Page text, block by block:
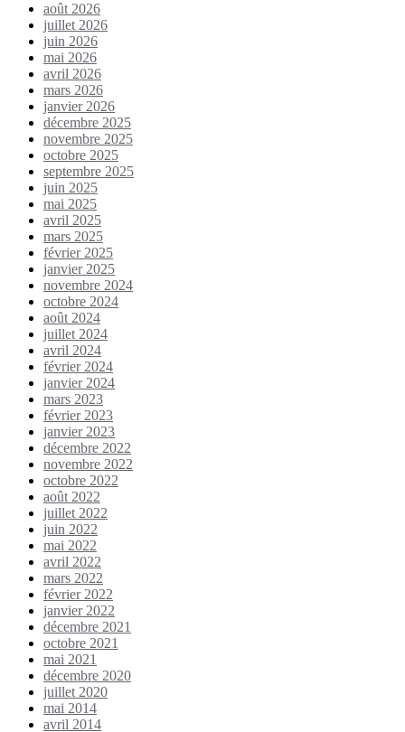
août 2026
juillet 2026
juin 2026
mai 2026
avril 2026
mars 2026
janvier 2026
décembre 2025
novembre 2025
octobre 2025
septembre 2025
juin 2025
mai 2025
avril 2025
mars 2025
février 2025
janvier 2025
novembre 2024
octobre 2024
août 2024
juillet 2024
avril 2024
février 2024
janvier 2024
mars 2023
février 2023
janvier 2023
décembre 2022
novembre 2022
octobre 2022
août 2022
juillet 2022
juin 2022
mai 2022
avril 2022
mars 2022
février 2022
janvier 2022
décembre 2021
octobre 2021
mai 2021
décembre 2020
juillet 2020
mai 2014
avril 2014